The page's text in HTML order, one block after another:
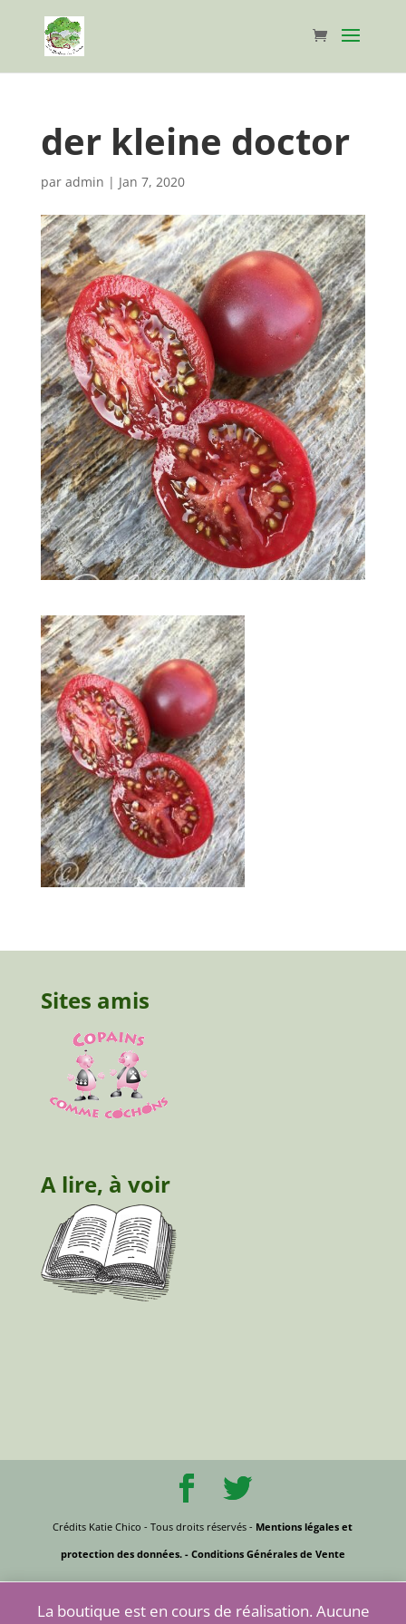
der kleine doctor
par admin | Jan 7, 2020
Sites amis
A lire, à voir
Crédits Katie Chico - Tous droits réservés - Mentions légales et
protection des données.- Conditions Générales de Vente
La boutique est en cours de réalisation. Aucune